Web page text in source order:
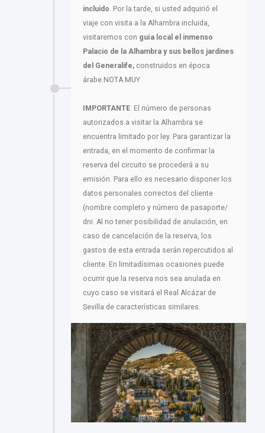
incluido. Por la tarde, si usted adquirió el
viaje con visita a la Alhambra incluida,
visitaremos con guía local el inmenso
Palacio de la Alhambra y sus bellos jardines
del Generalife, construidos en época
árabe.NOTA MUY
IMPORTANTE: El número de personas
autorizados a visitar la Alhambra se
encuentra limitado por ley. Para garantizar la
entrada, en el momento de confirmar la
reserva del circuito se procederá a su
emisión. Para ello es necesario disponer los
datos personales correctos del cliente
(nombre completo y número de pasaporte/
dni. Al no tener posibilidad de anulación, en
caso de cancelación de la reserva, los
gastos de esta entrada serán repercutidos al
cliente. En limitadísimas ocasiones puede
ocurrir que la reserva nos sea anulada en
cuyo caso se visitará el Real Alcázar de
Sevilla de características similares.